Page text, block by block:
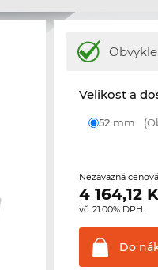
Velikost a
52 mm
Nezávazná
4 164,12
vč. 21.00% DPH.
Do